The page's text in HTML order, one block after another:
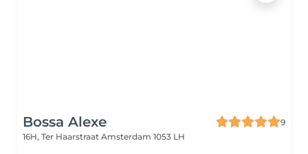
Bossa Alexe
9
16H, Ter Haarstraat Amsterdam 1053 LH